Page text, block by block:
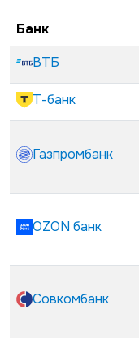
Банк
ВТБ
Т-банк
Газпромбанк
OZON банк
Совкомбанк